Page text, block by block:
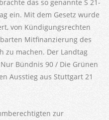
das so genannte S 21-
ein. Mit dem Gesetz wurde
von Kündigungsrechten
Mitfinanzierung des
zu machen. Der Landtag
Bündnis 90 / Die Grünen
Ausstieg aus Stuttgart 21
zur